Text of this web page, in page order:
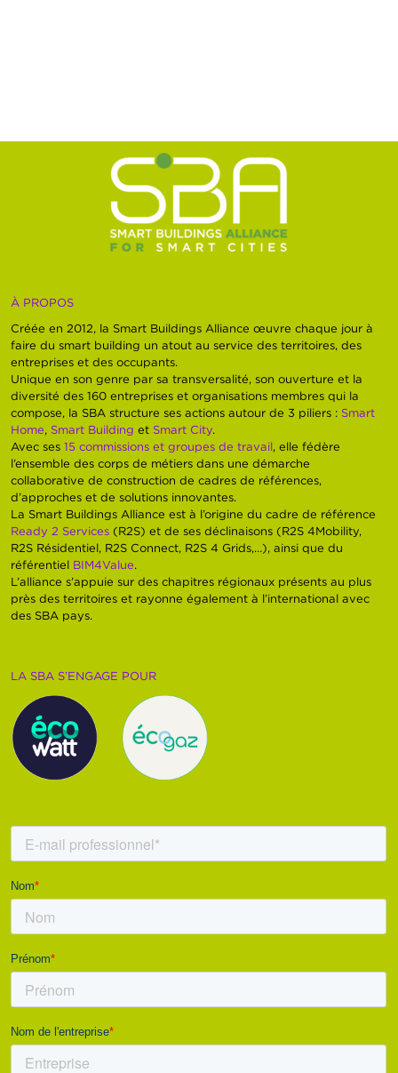
À PROPOS
Créée en 2012, la Smart Buildings Alliance œuvre chaque jour à
faire du smart building un atout au service des territoires, des
entreprises et des occupants.
Unique en son genre par sa transversalité, son ouverture et la
diversité des 160 entreprises et organisations membres qui la
compose, la SBA structure ses actions autour de 3 piliers : Smart
Home, Smart Building et Smart City.
Avec ses15 commissions et groupes de travail, elle fédère
l’ensemble des corps de métiers dans une démarche
collaborative de construction de cadres de références,
d’approches et de solutions innovantes.
La Smart Buildings Alliance est à l’origine du cadre de référence
Ready 2 Services (R2S) et de ses déclinaisons (R2S 4Mobility,
R2S Résidentiel, R2S Connect, R2S 4 Grids,…), ainsi que du
référentiel BIM4Value.
L’alliance s’appuie sur des chapitres régionaux présents au plus
près des territoires et rayonne également à l’international avec
des SBA pays.
LA SBA S’ENGAGE POUR